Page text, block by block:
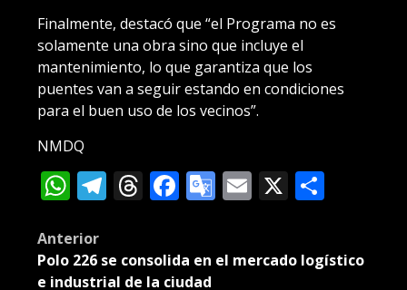
Finalmente, destacó que “el Programa no es
solamente una obra sino que incluye el
mantenimiento, lo que garantiza que los
puentes van a seguir estando en condiciones
para el buen uso de los vecinos”.
NMDQ
WhatsApp
Telegram
Threads
Facebook
Google
Email
X
Post
navigation
Anterior
Polo 226 se consolida en el mercado logístico
e industrial de la ciudad